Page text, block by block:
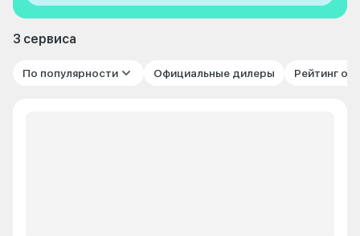
3 сервиса
По популярности Официальные дилеры Рейтинг